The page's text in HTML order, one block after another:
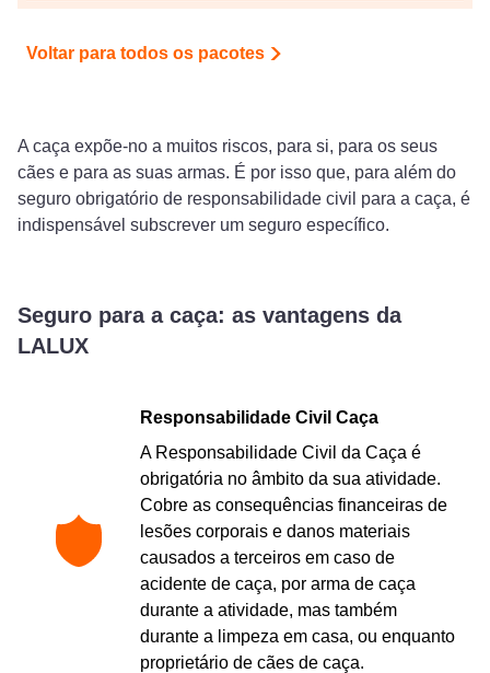
Voltar para todos os pacotes
A caça expõe-no a muitos riscos, para si, para os seus
cães e para as suas armas. É por isso que, para além do
seguro obrigatório de responsabilidade civil para a caça, é
indispensável subscrever um seguro específico.
Seguro para a caça: as vantagens da
LALUX
Responsabilidade Civil Caça
A Responsabilidade Civil da Caça é
obrigatória no âmbito da sua atividade.
Cobre as consequências financeiras de
lesões corporais e danos materiais
causados a terceiros em caso de
acidente de caça, por arma de caça
durante a atividade, mas também
durante a limpeza em casa, ou enquanto
proprietário de cães de caça.